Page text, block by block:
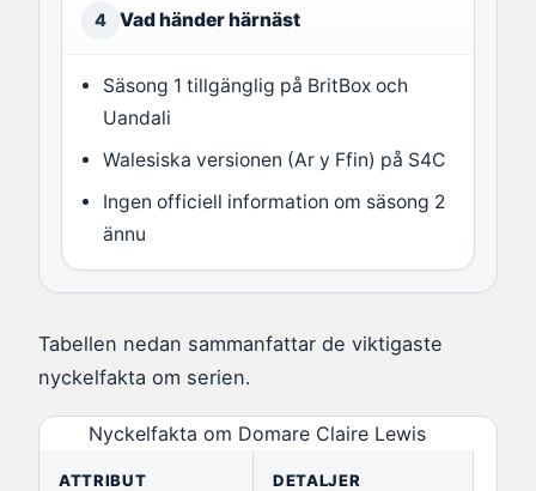
4 Vad händer härnäst
Säsong 1 tillgänglig på BritBox och
Uandali
Walesiska versionen (Ar y Ffin) på S4C
Ingen officiell information om säsong 2
ännu
Tabellen nedan sammanfattar de viktigaste
nyckelfakta om serien.
Nyckelfakta om Domare Claire Lewis
ATTRIBUT DETALJER